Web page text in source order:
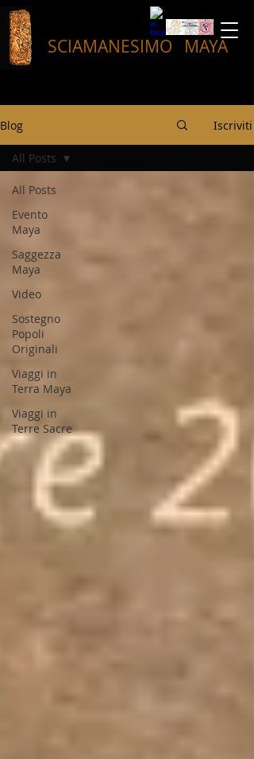
SCIAMANESIMO MAYA
Blog Iscriviti
All Posts
Evento
Maya
Saggezza
Maya
Video
Sostegno
Popoli
Originali
Viaggi in
Terra Maya
Viaggi in
Terre Sacre
All Posts